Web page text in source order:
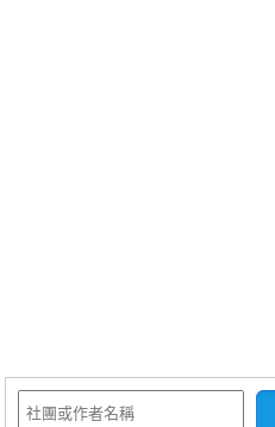
交流中心